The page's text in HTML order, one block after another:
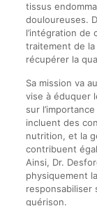
tissus
douloureuses.
l’intégration de
traitement de
récupérer la
Sa mission va
vise à éduquer
sur
incluent des
nutrition, et la
contribuent
Ainsi, Dr.
physiquement
responsabiliser
guérison.